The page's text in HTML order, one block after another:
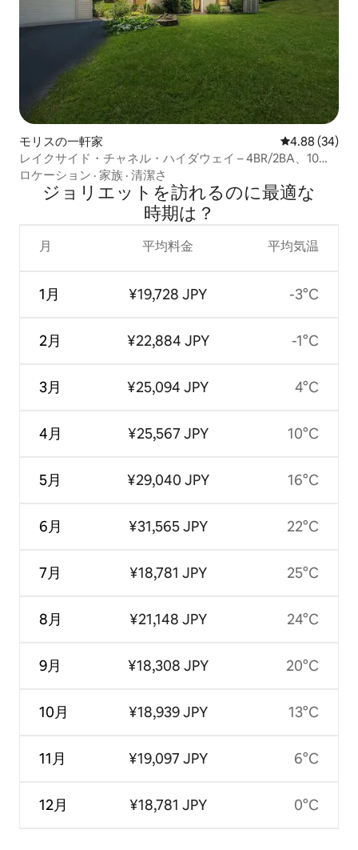
モリスの一軒家 レビュー34
4.88 (34)
レイクサイド・チャネル・ハイダウェイ – 4BR/2BA、10人
宿泊可能
ロケーション · 家族 · 清潔さ
ジョリエットを訪⁠れ⁠るの⁠に最⁠適⁠な
時⁠期⁠は⁠？
月
1月
2月
3月
4月
5月
6月
7月
8月
9月
10月
11月
12月
平均料金
¥19,728 JPY
¥22,884 JPY
¥25,094 JPY
¥25,567 JPY
¥29,040 JPY
¥31,565 JPY
¥18,781 JPY
¥21,148 JPY
¥18,308 JPY
¥18,939 JPY
¥19,097 JPY
¥18,781 JPY
平均気温
-3°C
-1°C
4°C
10°C
16°C
22°C
25°C
24°C
20°C
13°C
6°C
0°C